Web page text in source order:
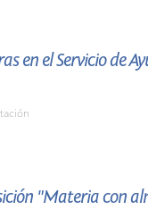
en el Servicio de
"Materia con